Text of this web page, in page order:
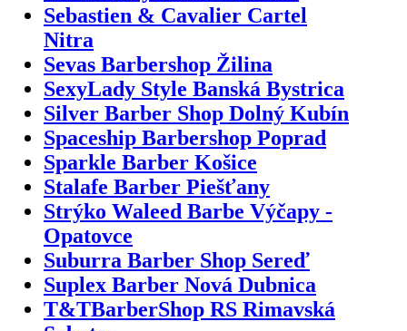
Sebastien & Cavalier Cartel
Nitra
Sevas Barbershop Žilina
SexyLady Style Banská Bystrica
Silver Barber Shop Dolný Kubín
Spaceship Barbershop Poprad
Sparkle Barber Košice
Stalafe Barber Piešťany
Strýko Waleed Barbe Výčapy -
Opatovce
Suburra Barber Shop Sereď
Suplex Barber Nová Dubnica
T&TBarberShop RS Rimavská